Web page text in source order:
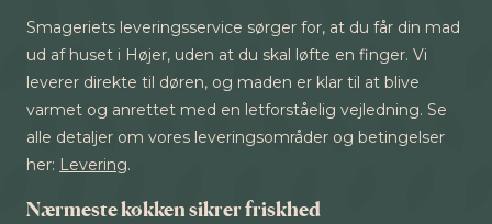
Smageriets leveringsservice sørger for, at du får din mad
ud af huset i Højer, uden at du skal løfte en finger. Vi
leverer direkte til døren, og maden er klar til at blive
varmet og anrettet med en letforståelig vejledning. Se
alle detaljer om vores leveringsområder og betingelser
her: Levering.
Nærmeste køkken sikrer friskhed